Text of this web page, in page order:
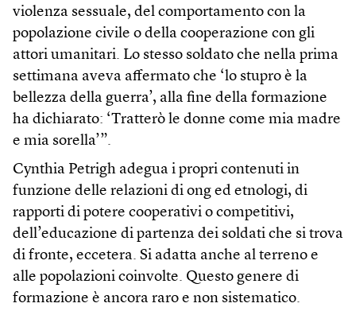
violenza sessuale, del comportamento con la
popolazione civile o della cooperazione con gli
attori umanitari. Lo stesso soldato che nella prima
settimana aveva affermato che ‘lo stupro è la
bellezza della guerra’, alla fine della formazione
ha dichiarato: ‘Tratterò le donne come mia madre
e mia sorella’”.
Cynthia Petrigh adegua i propri contenuti in
funzione delle relazioni di ong ed etnologi, di
rapporti di potere cooperativi o competitivi,
dell’educazione di partenza dei soldati che si trova
di fronte, eccetera. Si adatta anche al terreno e
alle popolazioni coinvolte. Questo genere di
formazione è ancora raro e non sistematico.